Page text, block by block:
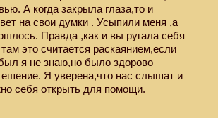
А когда закрыла глаза,то и
на свои думки . Усыпили меня ,а
Правда ,как и вы ругала себя
это считается раскаянием,если
я не знаю,но было здорово
Я уверена,что нас слышат и
себя открыть для помощи.